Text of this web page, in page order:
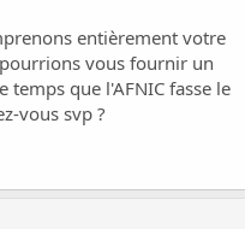
entièrement votre
vous fournir un
que l'AFNIC fasse le
vous svp ?